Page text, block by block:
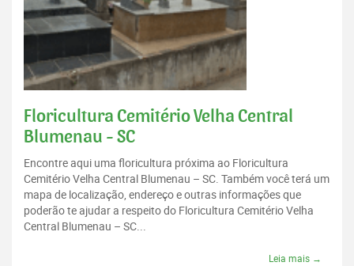
Floricultura Cemitério Velha Central
Blumenau - SC
Encontre aqui uma floricultura próxima ao Floricultura
Cemitério Velha Central Blumenau – SC. Também você terá um
mapa de localização, endereço e outras informações que
poderão te ajudar a respeito do Floricultura Cemitério Velha
Central Blumenau – SC...
Leia mais →